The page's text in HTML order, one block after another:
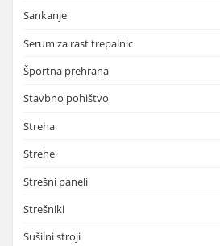
Sankanje
Serum za rast trepalnic
Športna prehrana
Stavbno pohištvo
Streha
Strehe
Strešni paneli
Strešniki
Sušilni stroji